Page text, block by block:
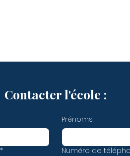
Contacter l'école :
Prénoms
* Numéro de